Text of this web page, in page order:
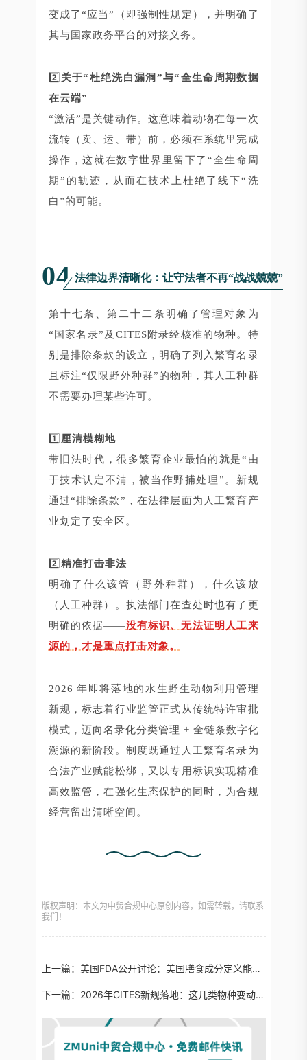
变成了“应当”（即强制性规定），并明确了
其与国家政务平台的对接义务。
2️⃣ 关于“杜绝洗白漏洞”与“全生命周期数据
在云端”
“激活”是关键动作。这意味着动物在每一次
流转（卖、运、带）前，必须在系统里完成
操作，这就在数字世界里留下了“全生命周
期”的轨迹，从而在技术上杜绝了线下“洗
白”的可能。
04 法律边界清晰化：让守法者不再“战战兢兢”
第十七条、第二十二条明确了管理对象为
“国家名录”及CITES附录经核准的物种。特
别是排除条款的设立，明确了列入繁育名录
且标注“仅限野外种群”的物种，其人工种群
不需要办理某些许可。
1️⃣ 厘清模糊地
带旧法时代，很多繁育企业最怕的就是“由
于技术认定不清，被当作野捕处理”。新规
通过“排除条款”，在法律层面为人工繁育产
业划定了安全区。
2️⃣ 精准打击非法
明确了什么该管（野外种群），什么该放
（人工种群）。执法部门在查处时也有了更
明确的依据——没有标识、无法证明人工来
源的，才是重点打击对象。
2026 年即将落地的水生野生动物利用管理
新规，标志着行业监管正式从传统特许审批
模式，迈向名录化分类管理 + 全链条数字化
溯源的新阶段。制度既通过人工繁育名录为
合法产业赋能松绑，又以专用标识实现精准
高效监管，在强化生态保护的同时，为合规
经营留出清晰空间。
版权声明：本文为中贸合规中心原创内容，如需转载，请联系
我们！
上一篇： 美国FDA公开讨论：美国膳食成分定义能否扩大？新兴成分有望纳入？
下一篇： 2026年CITES新规落地：这几类物种变动最大！